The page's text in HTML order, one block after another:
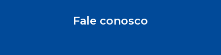
Fale conosco